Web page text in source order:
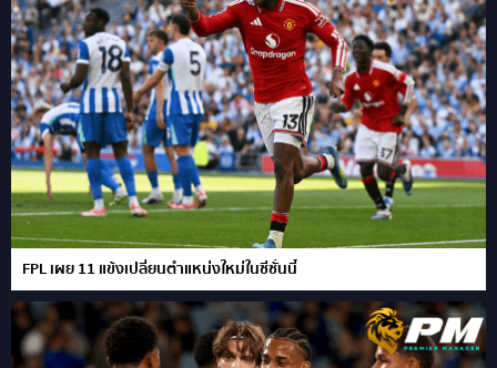
FPL เผย 11 แข้งเปลี่ยนตำแหน่งใหม่ในซีซั่นนี้